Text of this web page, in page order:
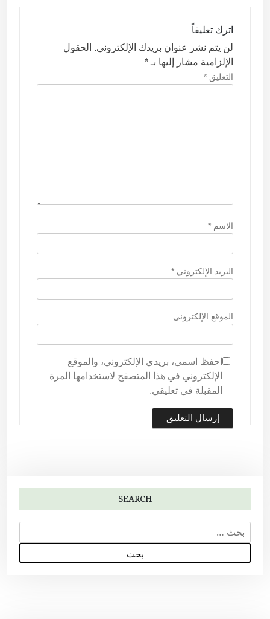
اترك تعليقاً
لن يتم نشر عنوان بريدك الإلكتروني. الحقول
الإلزامية مشار إليها بـ *
التعليق *
الاسم *
البريد الإلكتروني *
الموقع الإلكتروني
احفظ اسمي، بريدي الإلكتروني، والموقع
الإلكتروني في هذا المتصفح لاستخدامها المرة
المقبلة في تعليقي.
SEARCH
ل